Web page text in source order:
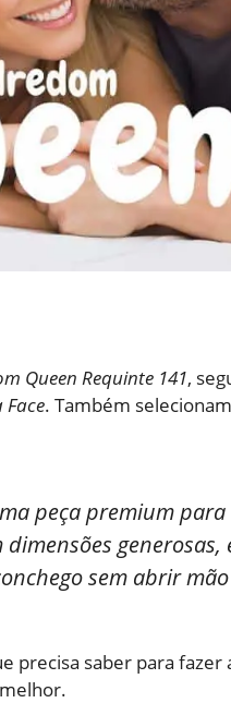
Queen Requinte 141,
Face. Também
peça premium
sem abrir
saber para fazer